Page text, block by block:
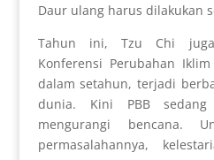
Daur ulang harus dilakukan
Tahun ini, Tzu Chi
Konferensi Perubahan
dalam setahun, terjadi
dunia. Kini PBB
mengurangi bencana.
permasalahannya,